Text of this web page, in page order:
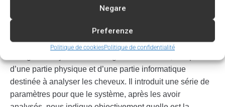
Negare
Preferenze
Politique de cookiesPolitique de confidentialité
Qu'est-ce que le système ICS ?
d’une partie physique et d’une partie informatique
destinée à analyser les cheveux. Il introduit une série de
paramètres pour que le système, après les avoir